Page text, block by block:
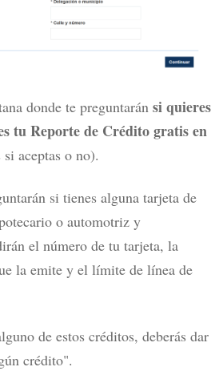
donde te preguntarán si quieres
tu Reporte de Crédito gratis en
aceptas o no).
si tienes alguna tarjeta de
o automotriz y
el número de tu tarjeta, la
la emite y el límite de línea de
de estos créditos, deberás dar
crédito".